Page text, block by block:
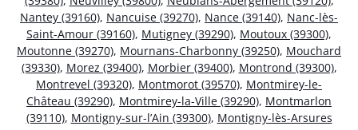
Nantey (39160), Nancuise (39270), Nance (39140), Nanc-lès-
Saint-Amour (39160), Mutigney (39290), Moutoux (39300),
Moutonne (39270), Mournans-Charbonny (39250), Mouchard
(39330), Morez (39400), Morbier (39400), Montrond (39300),
Montrevel (39320), Montmorot (39570), Montmirey-le-
Château (39290), Montmirey-la-Ville (39290), Montmarlon
(39110), Montigny-sur-l’Ain (39300), Montigny-lès-Arsures